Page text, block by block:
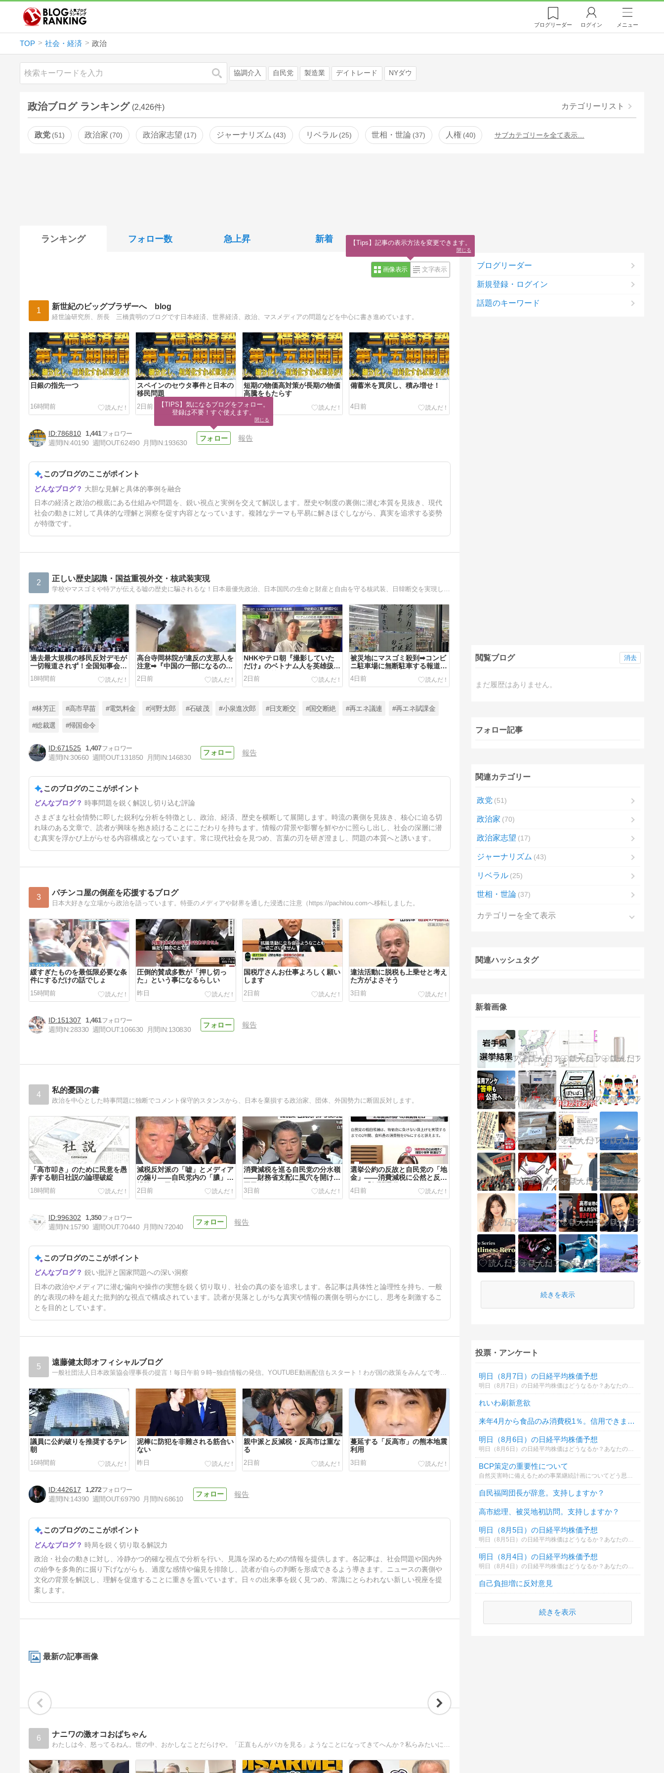
ブログリーダー ログイン メニュー
TOP 社会・経済 政治
検索 協調介入 自民党 製造業 デイトレード NYダウ
政治ブログ ランキング (2,426件) カテゴリーリスト
政党 51 政治家 70 政治家志望 17 ジャーナリズム 43 リベラル 25 世相・世論 37 人権 40 サブカテゴリーを全て表示…
ランキング フォロー数 急上昇 新着
画像表示 文字表示
1 新世紀のビッグブラザーへ blog
経世論研究所、所長 三橋貴明のブログです日本経済、世界経済、政治、マスメディアの問題などを中心に書き進めています。
日銀の指先一つ
16時間前
スペインのセウタ事件と日本の
移民問題
2日前
短期の物価高対策が長期の物価
高騰をもたらす
3日前
備蓄米を買戻し、積み増せ！
4日前
続 主権通貨国相手に市場は勝
てない
5日前
786810
1,441
週間IN:40190 週間OUT:62490 月間IN:193630
報告
このブログのここがポイント
大胆な見解と具体的事例を融合
日本の経済と政治の根底にある仕組みや問題を、鋭い視点と実例を交えて解説します。歴史や制度の裏側に潜む本質を見抜き、現代
社会の動きに対して具体的な理解と洞察を促す内容となっています。複雑なテーマも平易に解きほぐしながら、真実を追求する姿勢
が特徴です。
2 正しい歴史認識・国益重視外交・核武装実現
過去最大規模の移民反対デモが
一切報道されず！全国知事会
『外国人は日本人と同じ生活者
で、地域の担い手…多文化共生
実現への提言』政府などに提出
18時間前
高台寺岡林院が違反の支那人を
注意➡『中国の一部になるのに
偉そうにしてたら消されるよ』
と脅迫➡高台寺がXで紹介『共
存は無理』➡京都・高台寺の塔
2日前
NHKやテロ朝『撮影していた
だけ』のベトナム人を英雄扱い
報道！老婆を本当に助けた日本
人3人をスルーする悪質な偏向
報道！ベトナム人男が91歳女
て殺した』
2日前
被災地にマスゴミ殺到➡コンビ
ニ駐車場に無断駐車する報道関
係者たち！地元テレビ局KKTが
メディアの迷惑行為を報じて謝
罪！日テレ藤井や報ステ大越も
被災地に殺到するマスコミ
4日前
支那の手下が減税反対！小渕優
子、河野太郎、稲田朋美、西田
対！小渕優子『国の借金1300
兆円』と嘘！稲田朋美今年『2
年間食料品への消費税ゼロを実
現する』と嘘
#林芳正 #高市早苗 #電気料金 #河野太郎 #石破茂 #小泉進次郎 #日支断交 #国交断絶 #再エネ議連 #再エネ賦課金
#総裁選 #帰国命令
671525
1,407
週間IN:30660 週間OUT:131850 月間IN:146830
報告
このブログのここがポイント
時事問題を鋭く解説し切り込む評論
さまざまな社会情勢に即した鋭利な分析を特徴とし、政治、経済、歴史を横断して展開します。時流の裏側を見抜き、核心に迫る切
れ味のある文章で、読者が興味を抱き続けることにこだわりを持ちます。情報の背景や影響を鮮やかに照らし出し、社会の深層に潜
む真実を浮かび上がらせる内容構成となっています。常に現代社会を見つめ、言葉の刃を研ぎ澄まし、問題の本質へと誘います。
3 パチンコ屋の倒産を応援するブログ
日本大好きな立場から政治を語っています。特亜のメディアや財界を通した浸透に注意（https://pachitou.comへ移転しました。
緩すぎたものを最低限必要な条
件にするだけの話でしょ
15時間前
圧倒的賛成多数が「押し切っ
た」という事になるらしい
昨日
国税庁さんお仕事よろしく願い
します
2日前
違法活動に脱税も上乗せと考え
た方がよさそう
3日前
151307
1,461
週間IN:28330 週間OUT:106630 月間IN:130830
報告
4 私的憂国の書
政治を中心とした時事問題に独断でコメント保守的スタンスから、日本を棄損する政治家、団体、外国勢力に断固反対します。
「高市叩き」のために民意を愚
弄する朝日社説の論理破綻
18時間前
減税反対派の「嘘」とメディア
の煽り――自民党内の「膿」を
2日前
消費減税を巡る自民党の分水嶺
――財務省支配に風穴を開け、
3日前
選挙公約の反故と自民党の「地
金」――消費減税に公然と反対
4日前
「報道しない自由」で隠蔽され
る真実――ファウチ事案と辺野
5日前
996302
1,350
週間IN:15790 週間OUT:70440 月間IN:72040
報告
このブログのここがポイント
鋭い批評と国家問題への深い洞察
日本の政治やメディアに潜む偏向や操作の実態を鋭く切り取り、社会の真の姿を追求します。各記事は具体性と論理性を持ち、一般
的な表現の枠を超えた批判的な視点で構成されています。読者が見落としがちな真実や情報の裏側を明らかにし、思考を刺激するこ
とを目的としています。
5 遠藤健太郎オフィシャルブログ
一般社団法人日本政策協会理事長の提言！毎日午前９時−独自情報の発信。YOUTUBE動画配信もスタート！わが国の政策をみんなで考えてみよう。
議員に公約破りを推奨するテレ
朝
16時間前
泥棒に防犯を非難される筋合い
ない
昨日
親中派と反減税・反高市は重な
る
2日前
蔓延する「反高市」の熊本地震
利用
3日前
若者の救出劇を外国人の美談に
捏造
4日前
442617
1,272
週間IN:14390 週間OUT:69790 月間IN:68610
報告
このブログのここがポイント
時局を鋭く切り取る解説力
政治・社会の動きに対し、冷静かつ的確な視点で分析を行い、見識を深めるための情報を提供します。各記事は、社会問題や国内外
の紛争を多角的に掘り下げながらも、過度な感情や偏見を排除し、読者が自らの判断を形成できるよう導きます。ニュースの裏側や
文化の背景を解説し、理解を促進することに重きを置いています。日々の出来事を鋭く見つめ、常識にとらわれない新しい視座を提
案します。
最新の記事画像
6 ナニワの激オコおばちゃん
ブログリーダー
新規登録・ログイン
話題のキーワード
閲覧ブログ
まだ履歴はありません。
消去
フォロー記事
関連カテゴリー
政党 51
政治家 70
政治家志望 17
ジャーナリズム 43
リベラル 25
世相・世論 37
カテゴリーを全て表示
関連ハッシュタグ
新着画像
続きを表示
投票・アンケート
明日（8月7日）の日経平均株価予想
れいわ刷新意欲
来年4月から食品のみ消費税1％。信用できますか？
明日（8月6日）の日経平均株価予想
明日（8月6日）の日経平均株価はどうなるか？あなたの御意見を聞かせて下さい。勿論希望や勘でもかまいません。見るだけもＯＫ！
BCP策定の重要性について
自然災害時に備えるための事業継続計画についてどう思いますか。
自民福岡団長が辞意。支持しますか？
高市総理、被災地初訪問。支持しますか？
明日（8月5日）の日経平均株価予想
明日（8月5日）の日経平均株価はどうなるか？あなたの御意見を聞かせて下さい。勿論希望や勘でもかまいません。見るだけもＯＫ！
明日（8月4日）の日経平均株価予想
明日（8月4日）の日経平均株価はどうなるか？あなたの御意見を聞かせて下さい。勿論希望や勘でもかまいません。見るだけもＯＫ！
自己負担増に反対意見
続きを表示
【TIPS】気になるブログをフォロー。
登録は不要！すぐ使えます。
閉じる
【Tips】記事の表示方法を変更できます。
閉じる